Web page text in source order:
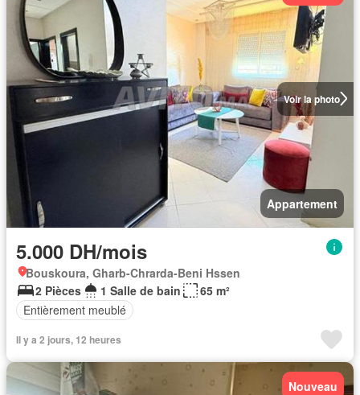
Voir la photo
Appartement
5.000 DH/mois
Bouskoura, Gharb-Chrarda-Beni Hssen
2 Pièces
1 Salle de bain
65 m²
Entièrement meublé
Il y a 2 jours, 12 heures
Nouveau